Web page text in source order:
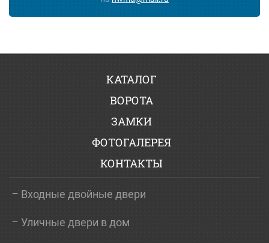
КАТАЛОГ
ВОРОТА
ЗАМКИ
ФОТОГАЛЕРЕЯ
КОНТАКТЫ
Входные двойные двери
Уличные двери в дом